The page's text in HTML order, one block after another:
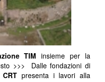
TIM insieme per la
>>> Dalle fondazioni di
presenta i lavori alla